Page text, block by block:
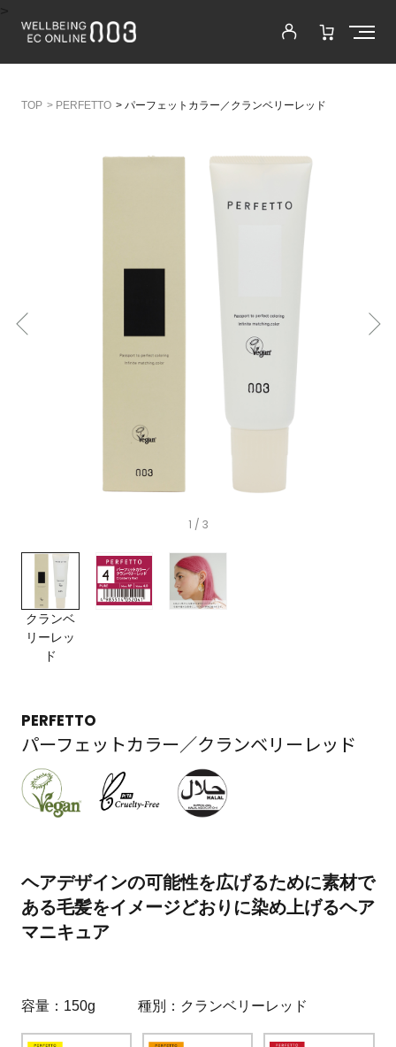
> PERFETTO > パーフェットカラー／クランベリーレッド
1 / 3
クランベ
リーレッ
ド
PERFETTO
パーフェットカラー／クランベリーレッド
ヘアデザインの可能性を広げるために素材で
ある毛髪をイメージどおりに染め上げるヘア
マニキュア
容量 150g 種別 クランベリーレッド